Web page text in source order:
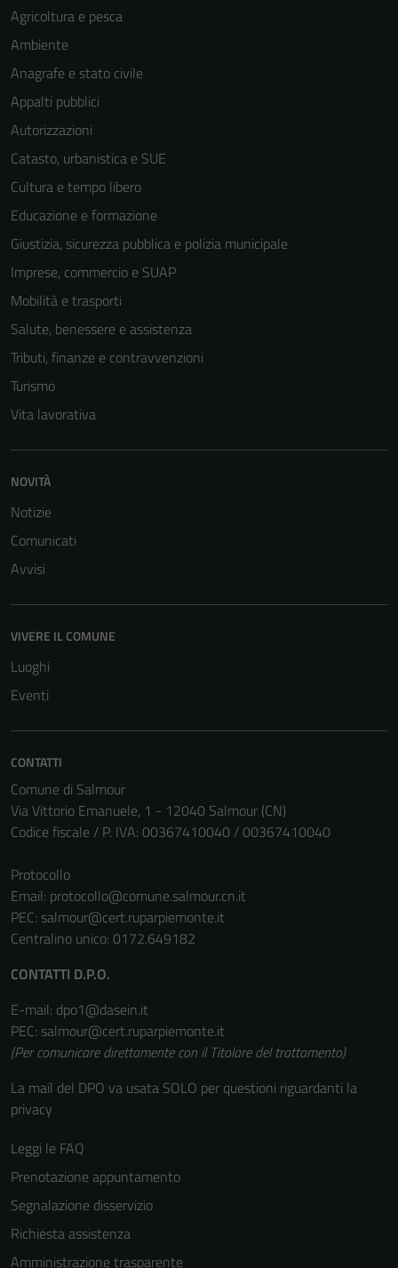
Agricoltura e pesca
Ambiente
Anagrafe e stato civile
Appalti pubblici
Autorizzazioni
Catasto, urbanistica e SUE
Cultura e tempo libero
Educazione e formazione
Giustizia, sicurezza pubblica e polizia municipale
Imprese, commercio e SUAP
Mobilità e trasporti
Salute, benessere e assistenza
Tributi, finanze e contravvenzioni
Turismo
Vita lavorativa
NOVITÀ
Notizie
Comunicati
Avvisi
VIVERE IL COMUNE
Luoghi
Eventi
CONTATTI
Comune di Salmour
Via Vittorio Emanuele, 1 - 12040 Salmour (CN)
Codice fiscale / P. IVA: 00367410040 / 00367410040
Protocollo
Email: protocollo@comune.salmour.cn.it
PEC: salmour@cert.ruparpiemonte.it
Centralino unico: 0172.649182
CONTATTI D.P.O.
E-mail: dpo1@dasein.it
PEC: salmour@cert.ruparpiemonte.it
(Per comunicare direttamente con il Titolare del trattamento)
La mail del DPO va usata SOLO per questioni riguardanti la
privacy
Leggi le FAQ
Prenotazione appuntamento
Segnalazione disservizio
Richiesta assistenza
Amministrazione trasparente